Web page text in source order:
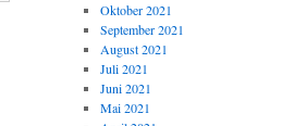
Oktober 2021
September 2021
August 2021
Juli 2021
Juni 2021
Mai 2021